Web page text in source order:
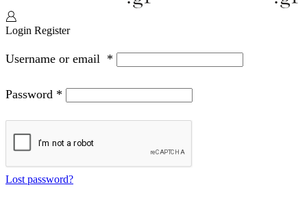
Login Register
Username or email *
Password *
Lost password?